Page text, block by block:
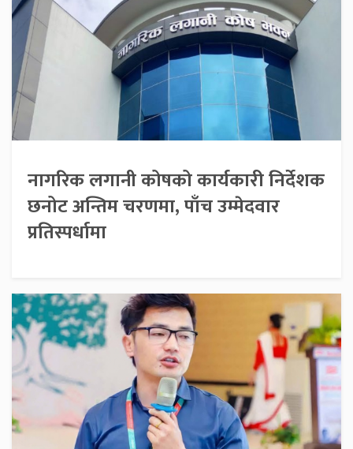
नागरिक लगानी कोषको कार्यकारी निर्देशक
छनोट अन्तिम चरणमा, पाँच उम्मेदवार
प्रतिस्पर्धामा